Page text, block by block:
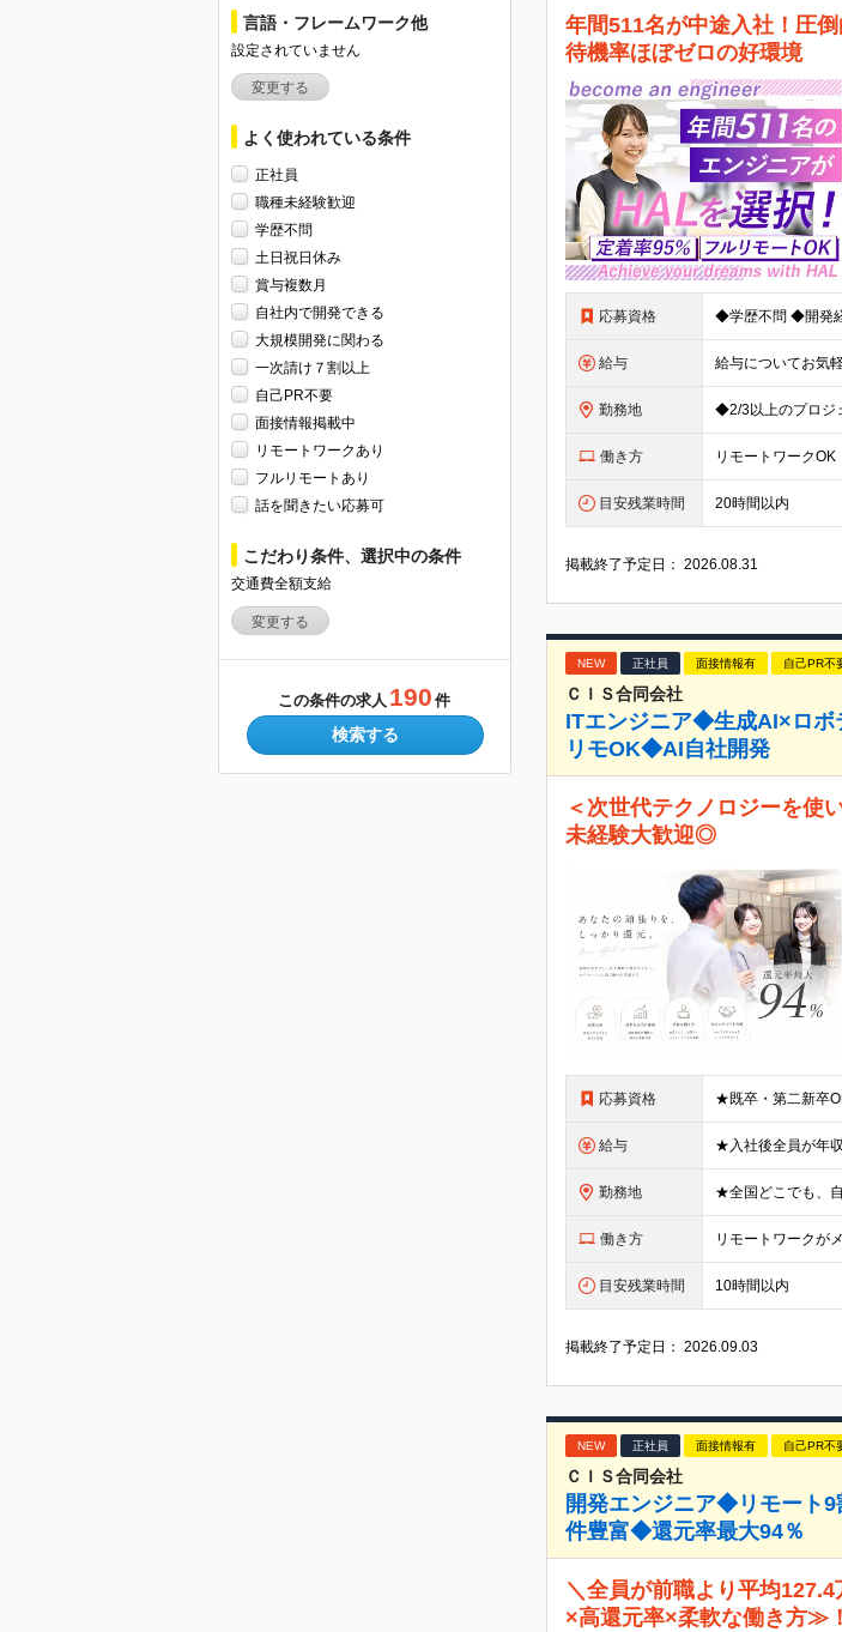
言語・フレームワーク他
設定されていません
変更する
よく使われている条件
正社員
職種未経験歓迎
学歴不問
土日祝日休み
賞与複数月
自社内で開発できる
大規模開発に関わる
一次請け７割以上
自己PR不要
面接情報掲載中
リモートワークあり
フルリモートあり
話を聞きたい応募可
こだわり条件、選択中の条件
交通費全額支給
変更する
この条件の求人 190 件
検索する
年間511名が中途入社！圧
待機率ほぼゼロの好環境
応募資格
給与
勤務地
働き方 リモートワークOK
目安残業時間 20時間以内
掲載終了予定日：2026.08.31
NEW 正社員 面接情報有 自己PR不
ＣＩＳ合同会社
ITエンジニア◆生成AI×ロ
リモOK◆AI自社開発
＜次世代テクノロジーを使
未経験大歓迎◎
応募資格
給与
勤務地
働き方 リモートワークが
目安残業時間 10時間以内
掲載終了予定日：2026.09.03
NEW 正社員 面接情報有 自己PR不
ＣＩＳ合同会社
開発エンジニア◆リモート
件豊富◆還元率最大94％
＼全員が前職より平均
×高還元率×柔軟な働き方≫！